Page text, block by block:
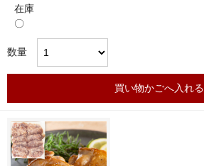
在庫
〇
数量
買い物かごへ入れる